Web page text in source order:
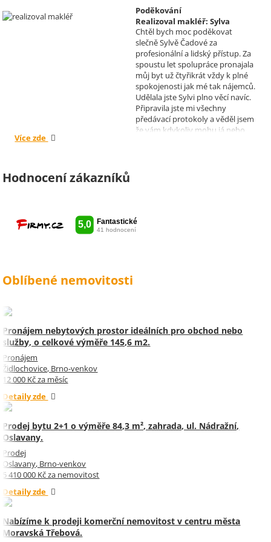
Krásné dny Vám a Vašim
zaměstnancům. Irena Höklová,
Brno
Poděkování
Realizoval makléř: Sylva
Čadová
Chtěl bych moc poděkovat
slečně Sylvě Čadové za
profesionální a lidský přístup. Za
spoustu let spolupráce pronajala
můj byt už čtyřikrát vždy k plné
spokojenosti jak mé tak nájemců.
Udělala jste Sylvi plno věcí navíc.
Připravila jste mi všechny
předávací protokoly a věděl jsem
že vám kdykoliv mohu já nebo
Více zde
Hodnocení zákazníků
Oblíbené nemovitosti
Pronájem nebytových prostor ideálních pro obchod nebo
služby, o celkové výměře 145,6 m2.
Pronájem
Židlochovice, Brno-venkov
12 000 Kč za měsíc
Detaily zde
Prodej bytu 2+1 o výměře 84,3 m², zahrada, ul. Nádražní,
Oslavany.
Prodej
Oslavany, Brno-venkov
5 410 000 Kč za nemovitost
Detaily zde
Nabízíme k prodeji komerční nemovitost v centru města
Moravská Třebová.